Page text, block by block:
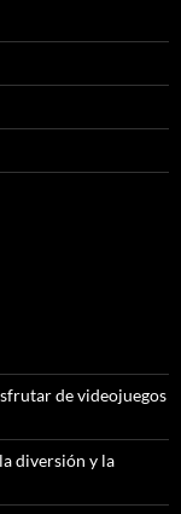
de videojuegos
diversión y la